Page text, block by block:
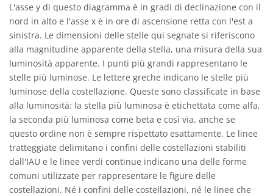
L'asse y di questo diagramma è in gradi di declinazione con il
nord in alto e l'asse x è in ore di ascensione retta con l'est a
sinistra. Le dimensioni delle stelle qui segnate si riferiscono
alla magnitudine apparente della stella, una misura della sua
luminosità apparente. I punti più grandi rappresentano le
stelle più luminose. Le lettere greche indicano le stelle più
luminose della costellazione. Queste sono classificate in base
alla luminosità: la stella più luminosa è etichettata come alfa,
la seconda più luminosa come beta e così via, anche se
questo ordine non è sempre rispettato esattamente. Le linee
tratteggiate delimitano i confini delle costellazioni stabiliti
dall'IAU e le linee verdi continue indicano una delle forme
comuni utilizzate per rappresentare le figure delle
costellazioni. Né i confini delle costellazioni, né le linee che